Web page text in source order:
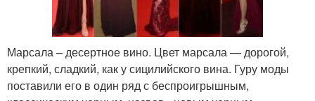
Марсала – десертное вино. Цвет марсала — дорогой,
крепкий, сладкий, как у сицилийского вина. Гуру моды
поставили его в один ряд с беспроигрышным,